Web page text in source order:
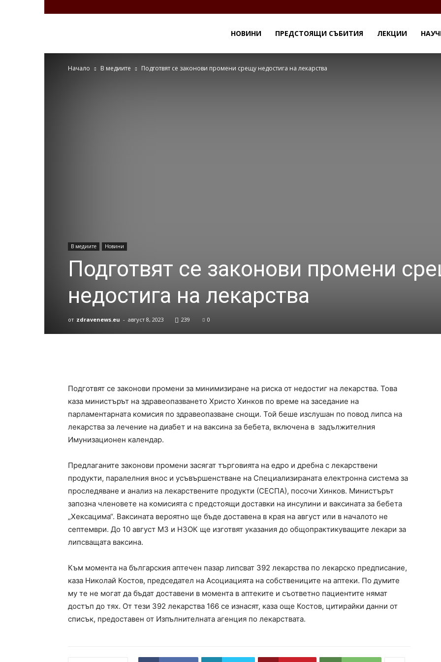
НОВИНИ ПРЕДСТОЯЩИ СЪБИТИЯ ЛЕКЦИИ
Начало В медиите Подготвят се законови промени срещу недостига на лекарства
В медиите Новини
Подготвят се законови промени
недостига на лекарства
от zdravenews.eu - август 8, 2023 239 0
Подготвят се законови промени за минимизиране на риска от недостиг на лекарства. Това
каза министърът на здравеопазването Христо Хинков по време на заседание на
парламентарната комисия по здравеопазване снощи. Той беше изслушан по повод липса на
лекарства за лечение на диабет и на ваксина за бебета, включена в задължителния
Имунизационен календар.
Предлаганите законови промени засягат търговията на едро и дребна с лекарствени
продукти, паралелния внос и усъвършенстване на Специализираната електронна система за
проследяване и анализ на лекарствените продукти (СЕСПА), посочи Хинков. Министърът
запозна членовете на комисията с предстоящи доставки на инсулини и ваксината за бебета
„Хексацима“. Ваксината вероятно ще бъде доставена в края на август или в началото не
септември. До 10 август МЗ и НЗОК ще изготвят указания до общопрактикуващите лекари за
липсващата ваксина.
Към момента на българския аптечен пазар липсват 392 лекарства по лекарско предписание,
каза Николай Костов, председател на Асоциацията на собствениците на аптеки. По думите
му те не могат да бъдат доставени в момента в аптеките и съответно пациентите нямат
достъп до тях. От тези 392 лекарства 166 се изнасят, каза още Костов, цитирайки данни от
списък, предоставен от Изпълнителната агенция по лекарствата.